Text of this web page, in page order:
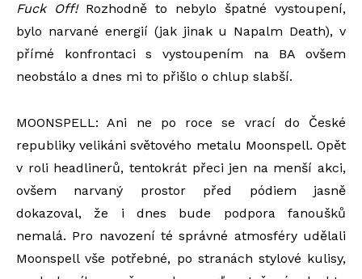
Fuck Off!Rozhodně to nebylo špatné vystoupení,
bylo narvané energií (jak jinak u Napalm Death), v
přímé konfrontaci s vystoupením na BA ovšem
neobstálo a dnes mi to přišlo o chlup slabší.
MOONSPELL: Ani ne po roce se vrací do České
republiky velikáni světového metalu Moonspell. Opět
v roli headlinerů, tentokrát přeci jen na menší akci,
ovšem narvaný prostor před pódiem jasně
dokazoval, že i dnes bude podpora fanoušků
nemalá. Pro navození té správné atmosféry udělali
Moonspell vše potřebné, po stranách stylové kulisy,